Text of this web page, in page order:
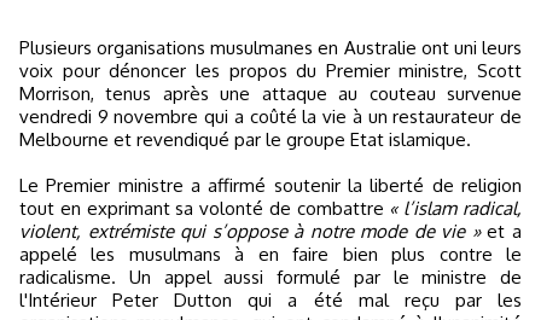
Plusieurs organisations musulmanes en Australie ont uni leurs
voix pour dénoncer les propos du Premier ministre, Scott
Morrison, tenus après une attaque au couteau survenue
vendredi 9 novembre qui a coûté la vie à un restaurateur de
Melbourne et revendiqué par le groupe Etat islamique.
Le Premier ministre a affirmé soutenir la liberté de religion
tout en exprimant sa volonté de combattre « l’islam radical,
violent, extrémiste qui s’oppose à notre mode de vie »et a
appelé les musulmans à en faire bien plus contre le
radicalisme. Un appel aussi formulé par le ministre de
l'Intérieur Peter Dutton qui a été mal reçu par les